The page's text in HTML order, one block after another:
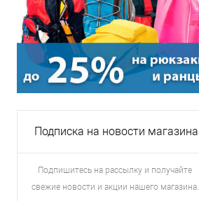
Подписка на новости магазина
Подпишитесь на рассылку и получайте
свежие новости и акции нашего магазина.